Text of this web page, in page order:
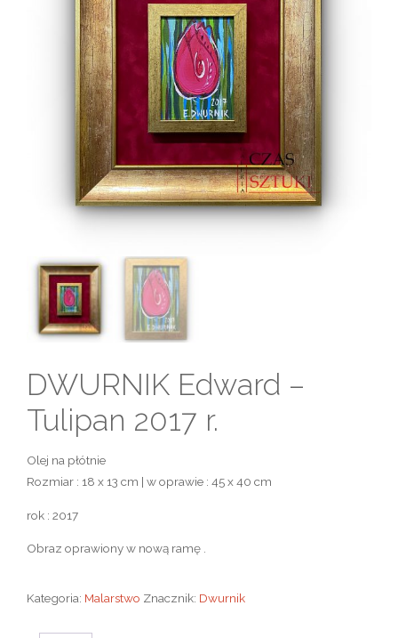
DWURNIK Edward –
Tulipan 2017 r.
Olej na płótnie
Rozmiar : 18 x 13 cm | w oprawie : 45 x 40 cm
rok : 2017
Obraz oprawiony w nową ramę .
Kategoria: Malarstwo Znacznik: Dwurnik